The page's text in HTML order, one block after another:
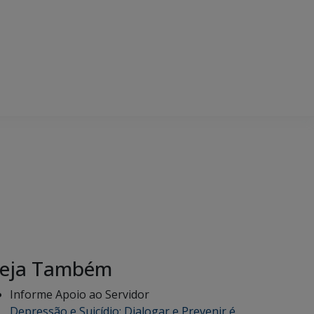
Também
Informe Apoio ao Servidor